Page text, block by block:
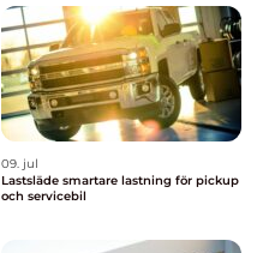
09. jul
Lastsläde smartare lastning för pickup
och servicebil